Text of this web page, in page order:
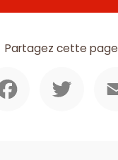
Partagez cette page